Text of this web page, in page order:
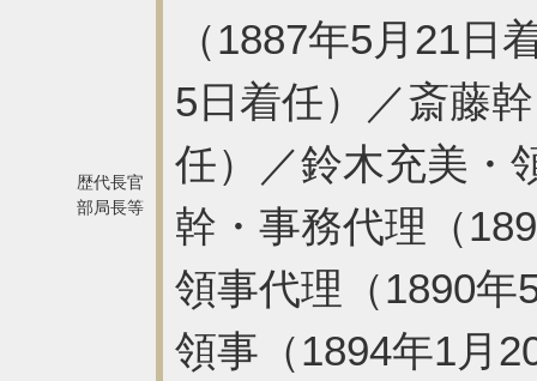
歴代長官
部局長等
（1887年5月21日
5日着任）／斎藤
任）／鈴木充美・
幹・事務代理（
領事代理（1890年
領事（1894年1月